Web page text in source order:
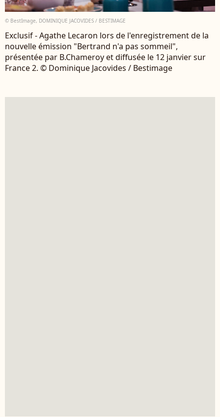
© BestImage, DOMINIQUE JACOVIDES / BESTIMAGE
Exclusif - Agathe Lecaron lors de l'enregistrement de la
nouvelle émission "Bertrand n'a pas sommeil",
présentée par B.Chameroy et diffusée le 12 janvier sur
France 2. © Dominique Jacovides / Bestimage